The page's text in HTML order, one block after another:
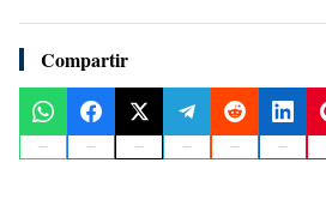
Compartir